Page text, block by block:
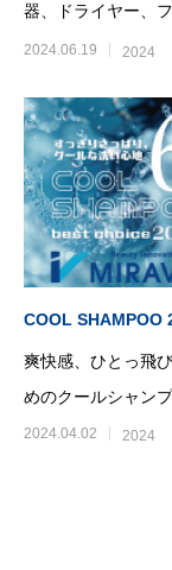
器、ドライヤー、
商品を紹介します。
2024.06.19 2024
COOL SHAMPOO
爽快感、ひとっ飛
めのクールシャン
2024.04.02 2024